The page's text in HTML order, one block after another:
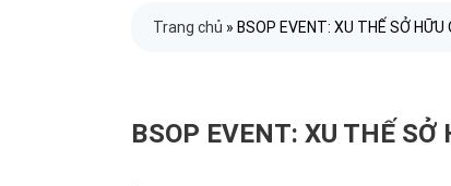
Trang chủ » BSOP EVENT: XU THẾ SỞ
BSOP EVENT: XU THẾ